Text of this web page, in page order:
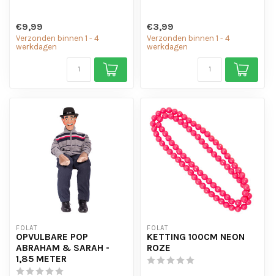
€9,99
Verzonden binnen 1 - 4
werkdagen
€3,99
Verzonden binnen 1 - 4
werkdagen
FOLAT
OPVULBARE POP
ABRAHAM & SARAH -
1,85 METER
FOLAT
KETTING 100CM NEON
ROZE